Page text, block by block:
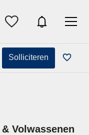
Solliciteren
Volwassenen